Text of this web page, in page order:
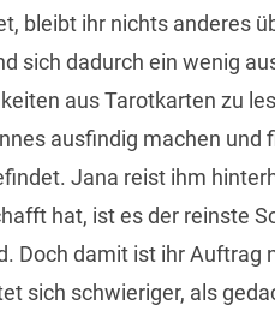
bleibt ihr nichts anderes
sich dadurch ein wenig
aus Tarotkarten zu
ausfindig machen und
Jana reist ihm
hat, ist es der reinste
Doch damit ist ihr Auftrag
sich schwieriger, als